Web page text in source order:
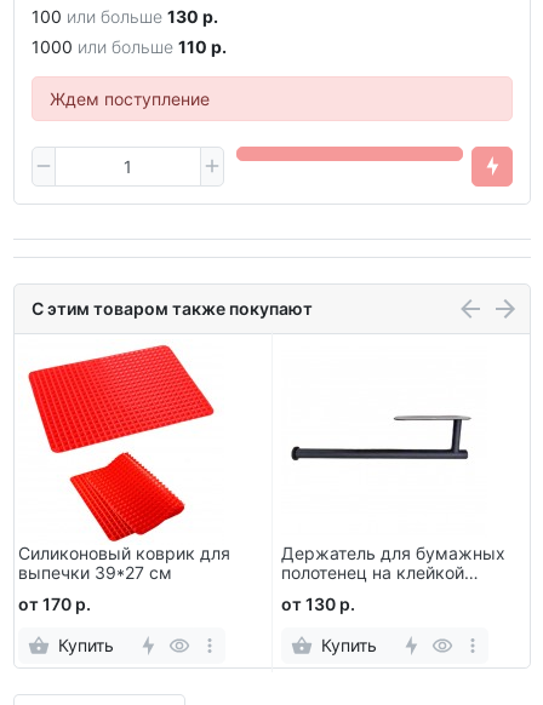
100 или больше 130 р.
1000 или больше 110 р.
Ждем поступление
С этим товаром также покупают
Силиконовый коврик для
выпечки 39*27 см
от 170 р.
Купить
Держатель для бумажных
полотенец на клейкой
от 130 р.
Купить